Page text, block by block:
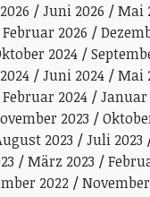
Juni 2026 Mai
Februar 2026
2024
Juni 2024 Mai
Februar 2024
Januar
2023
2023 Juli 2023
März 2023
2022